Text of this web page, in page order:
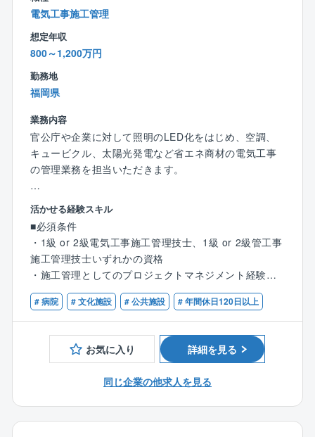
後も増えていきます。
り替え
・EV自動車の充電スタンドやカーシェアリングの拠点
整備
（電力等）のコスト削減
・電力等のエネルギーを見える化し分析のもと、最適
な省エネ化の運用
・自家消費型太陽光発電設備の企画、実行 など..
【同社について】
◎どんな企業？
を得る、注目の成長企業です。
省エネ機器（LED照明、高効率空調等）導入のコンサ
ルティングや再生可能エネルギー（自家消費型太陽光
発電）などのクリーンエネルギーの導入を、企画・設
計・導入・維持管理までトータルソリューション提案
できることが同社の強みです。
◎アイネックの特徴
自治体ごとの地域性特性を考慮し、カーボンニュート
ラル実現に向けた課題抽出、実現に向けたプラン策定
同社の提案する設計・施工を含む「デザインビルド方
式」により、イニシャルコストを最小限に、従来より
短期間で公共工事が可能となるため、全国の沢山の自
そんな誤ったイメージを払拭できるように様々なITツ
同社が担当する工事の施工管理は官公庁発注の大規模
工事が中心で、中には大手メーカーとの協業案件もあ
り、やりがいとスキルアップができる環境です。
◎上場に向け準備中
近年注目度の高まる再生エネルギーや、省エネルギー
に関わるトータルソリューションを手掛けている同
社。
売り上げ予測100億円超でIPO準備フェーズの貴重な時
期を経験できます。
将来的には、株式上場の中での事業成長の中核を担え
ます！
現在は上場準備に差し掛かっており、さらに事業を拡
大していきます。
◎社会貢献性
する提案や避難所づくり等の一助を担える大変社会貢
献性の高い事業に関わることができます。
と共に、業務指導や人材育成にも貢献いただきたいと
考えております。
◎社会貢献性
自治体、政府が掲げているカーボンニュートラルに対
する提案や避難所づくり等の一助を担える大変社会貢
献性の高い事業に関われます。
◎企業の安定性
官公庁案件のため、景況感に左右されない
◎他にはない魅力
売り上げ予測100億円超でIPO準備フェーズの貴重な時
期を経験できます。
将来的には、事業成長の中核を担えます。
【働き方】
◎年間休日日数の多さ
年間休日126日かつ土日祝休みの完全週休2日制のた
め、オン・オフをメリハリ付けて働きたい方にピッタ
【配属先について】
施工管理部の社員は現在22名が在籍しております（20
代5名・30代6名・40代5名・50代6名）
電気工事施工管理
想定年収
800～1,200万円
勤務地
福岡県
業務内容
官公庁や企業に対して照明のLED化をはじめ、空調、
キュービクル、太陽光発電など省エネ商材の電気工事
の管理業務を担当いただきます。
【担当業務】
・協力業者への発注・打ち合わせ
・工期予定表の作成
・各種建材・資材などの発注
・現場での予算・品質・工期・安全の管理
・検査及び第三者検査への立会い
・完成図書の作成
・届出の作成 など
【業務内容詳細】
取引先の9割以上を官公庁が占めており、病院、自治体
施設、小中学校、市役所、区役所などの大規模案件を
活かせる経験スキル
■必須条件
・1級 or 2級電気工事施工管理技士、1級 or 2級管工事
施工管理技士いずれかの資格
・施工管理としてのプロジェクトマネジメント経験
# 病院 # 文化施設 # 公共施設 # 年間休日120日以上
お気に入り 詳細を見る
同じ企業の他求人を見る